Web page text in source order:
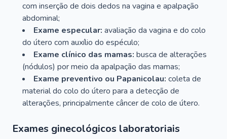
com inserção de dois dedos na vagina e apalpação
abdominal;
Exame especular: avaliação da vagina e do colo
do útero com auxílio do espéculo;
Exame clínico das mamas: busca de alterações
(nódulos) por meio da apalpação das mamas;
Exame preventivo ou Papanicolau: coleta de
material do colo do útero para a detecção de
alterações, principalmente câncer de colo de útero.
Exames ginecológicos laboratoriais